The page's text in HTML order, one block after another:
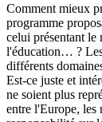
Comment mieux
programme
celui présentant le
l'éducation… ? Les
différents
Est-ce juste et
ne soient plus
entre l'Europe, les